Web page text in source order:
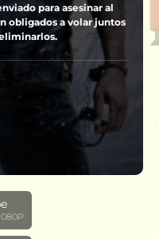
para asesinar al
obligados a volar juntos